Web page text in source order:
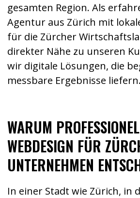
gesamten Region. Als
Agentur aus Zürich mit
für die Zürcher
direkter Nähe zu unseren
wir digitale Lösungen, die
messbare Ergebnisse liefern.
WARUM
WEBDESIGN FÜR
UNTERNEHMEN
In einer Stadt wie Zürich, in